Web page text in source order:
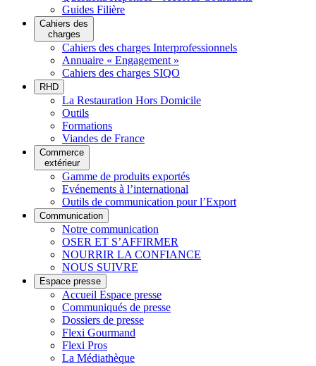
Guides Filière
Cahiers des
charges
Cahiers des charges Interprofessionnels
Annuaire « Engagement »
Cahiers des charges SIQO
RHD
La Restauration Hors Domicile
Outils
Formations
Viandes de France
Commerce
extérieur
Gamme de produits exportés
Evénements à l’international
Outils de communication pour l’Export
Communication
Notre communication
OSER ET S’AFFIRMER
NOURRIR LA CONFIANCE
NOUS SUIVRE
Espace presse
Accueil Espace presse
Communiqués de presse
Dossiers de presse
Flexi Gourmand
Flexi Pros
La Médiathèque